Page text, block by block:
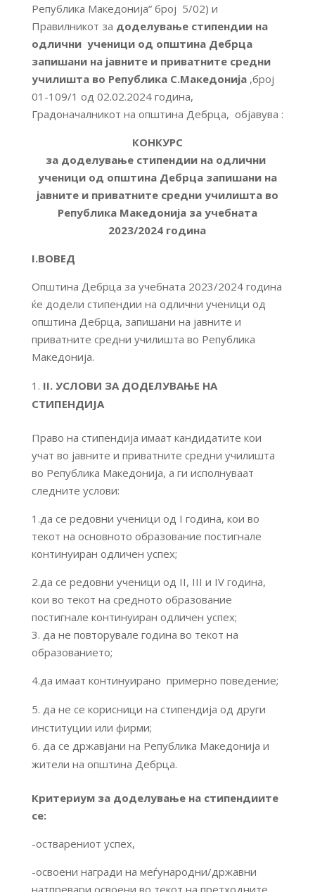
Република Македонија“ број 5/02) и
Правилникот за доделување стипендии на
одлични ученици од општина Дебрца
запишани на јавните и приватните средни
училишта во Република С.Македонија,број
01-109/1 од 02.02.2024 година,
Градоначалникот на општина Дебрца, објавува :
КОНКУРС
за доделување стипендии на одлични
ученици од општина Дебрца запишани на
јавните и приватните средни училишта во
Република Македонија за учебната
2023/2024 година
I.ВОВЕД
Општина Дебрца за учебната 2023/2024 година
ќе додели стипендии на одлични ученици од
општина Дебрца, запишани на јавните и
приватните средни училишта во Република
Македонија.
II. УСЛОВИ ЗА ДОДЕЛУВАЊЕ НА
СТИПЕНДИЈА
Право на стипендија имаат кандидатите кои
учат во јавните и приватните средни училишта
во Република Македонија, а ги исполнуваат
следните услови:
1.да се редовни ученици од I година, кои во
текот на основното образование постигнале
континуиран одличен успех;
2.да се редовни ученици од II, III и IV година,
кои во текот на средното образование
постигнале континуиран одличен успех;
3. да не повторувале година во текот на
образованието;
4.да имаат континуирано примерно поведение;
да не се корисници на стипендија од други
институции или фирми;
да се државјани на Република Македонија и
жители на општина Дебрца.
Критериум за доделување на стипендиите
се:
-остварениот успех,
-освоени награди на меѓународни/државни
натпревари освоени во текот на претходните